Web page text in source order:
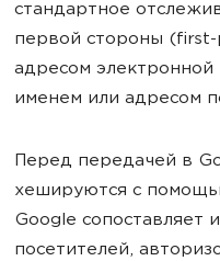
стандартное
первой стороны
адресом
именем или адресом
Перед передачей в
хешируются с
Google сопоставляет
посетителей,